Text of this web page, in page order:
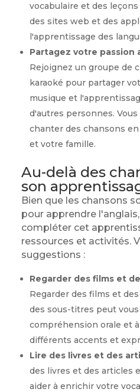
vocabulaire et des
des sites web et des
l'apprentissage des
Partagez votre passion
Rejoignez un groupe de
karaoké pour partager
musique et
d'autres personnes.
chanter des chansons
et votre famille.
Au-delà des
son
Bien que les chansons
pour apprendre
compléter cet
ressources et activités.
suggestions :
Regarder des films et
Regarder des films et
des sous-titres peut
compréhension orale et
différents accents et
Lire des livres et des
des livres et des articles
aider à enrichir votre